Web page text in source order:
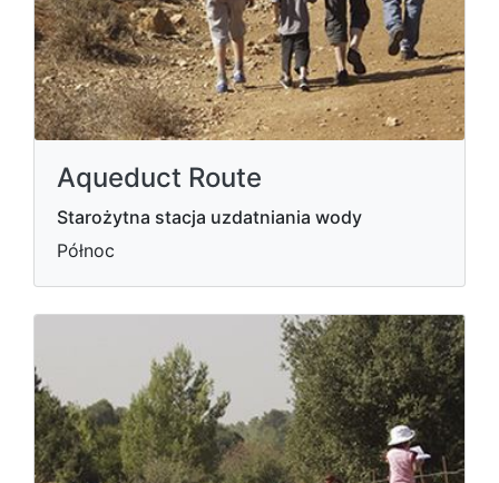
Aqueduct Route
Starożytna stacja uzdatniania wody
Północ